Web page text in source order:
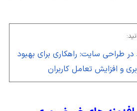
در طراحی سایت: راهکاری برای بهبود
و افزایش تعامل کاربران